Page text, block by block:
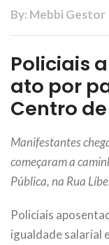
By: Mebbi Gestor
Policiais
ato por
Centro de
Manifestantes
começaram a
Pública, na Rua
Policiais
igualdade salarial